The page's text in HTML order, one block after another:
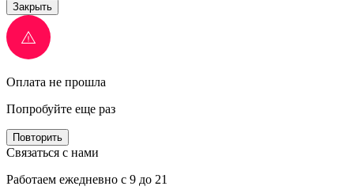
Закрыть
Оплата не прошла
Попробуйте еще раз
Повторить
Связаться с нами
Работаем ежедневно с 9 до 21